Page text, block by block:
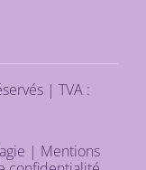
| TVA :
| Mentions